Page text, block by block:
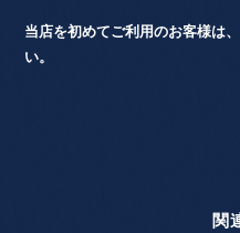
当店を初めてご利用のお客様は
い。
関